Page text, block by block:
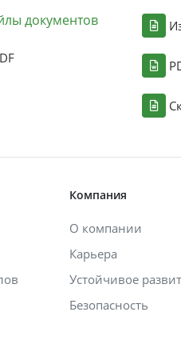
документов
Компания
О компании
Карьера
Устойчивое
Безопасность